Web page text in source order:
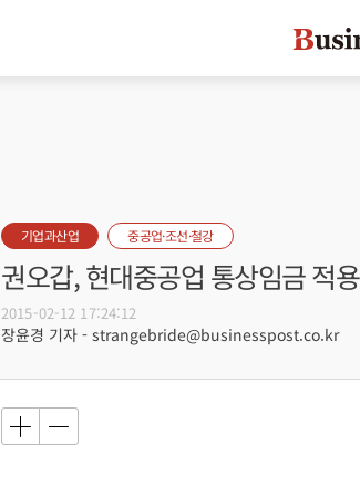
기업과산업 중공업·조선·철강
권오갑, 현대중공업 통상임금 적
2015-02-12 17:24:12
장윤경 기자 - strangebride@businesspost.co.kr